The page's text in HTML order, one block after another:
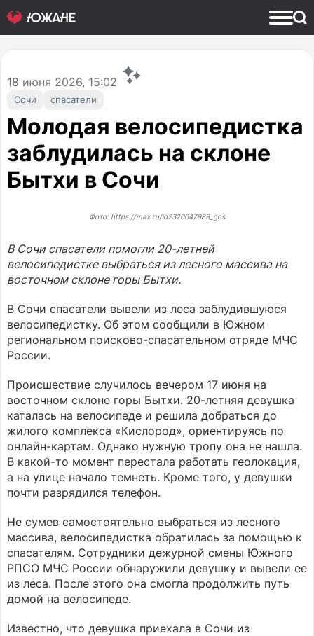
Сочи спасатели
18 июня 2026, 15:02
Молодая велосипедистка
заблудилась на склоне
Бытхи в Сочи
Фото: https://max.ru/id2320047989_gos
В Сочи спасатели помогли 20-летней
велосипедистке выбраться из лесного массива на
восточном склоне горы Бытхи.
В Сочи спасатели вывели из леса заблудившуюся
велосипедистку. Об этом сообщили в Южном
региональном поисково-спасательном отряде МЧС
России.
Происшествие случилось вечером 17 июня на
восточном склоне горы Бытхи. 20-летняя девушка
каталась на велосипеде и решила добраться до
жилого комплекса «Кислород», ориентируясь по
онлайн-картам. Однако нужную тропу она не нашла.
В какой-то момент перестала работать геолокация,
а на улице начало темнеть. Кроме того, у девушки
почти разрядился телефон.
Не сумев самостоятельно выбраться из лесного
массива, велосипедистка обратилась за помощью к
спасателям. Сотрудники дежурной смены Южного
РПСО МЧС России обнаружили девушку и вывели ее
из леса. После этого она смогла продолжить путь
домой на велосипеде.
Известно, что девушка приехала в Сочи из